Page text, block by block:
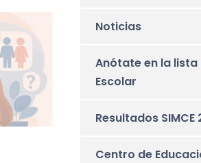
Noticias
Anótate en la lista
Escolar
Resultados SIMCE
Centro de